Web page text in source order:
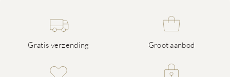
Gratis verzending Groot aanbod